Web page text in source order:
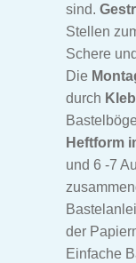
sind.
Stellen
Schere
Die
durch
Heftform
und 6 -7
der
Einfache